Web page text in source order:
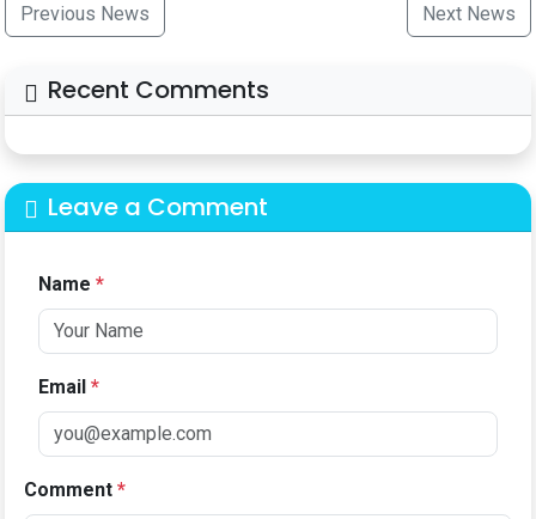
Previous News Next News
Recent Comments
Leave a Comment
Name *
Email *
Comment *